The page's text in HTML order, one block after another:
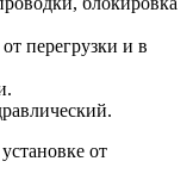
перегрузки и в
от